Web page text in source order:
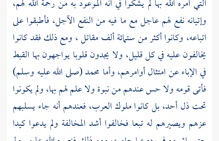
التي أمره الله بها لم يشكوا في أنه الموعود به من رحمة الله لهم،
وإتيانه نفع لهم عاجل مع ما فيه من النفع الآجل، فأطبقوا على
اتباعه، وكانوا أكثر من ستمائة ألف مقاتل ، ومع ذلك فقد كانوا
يخالفون عليه في كل قليل، ولا يجدون قلوبا يواجهون بها القبط
في الإباء عن امتثال أوامرهم، وأما محمد(صلى الله عليه وسلم)
فأتى قومه ولا حس عندهم من نبوة ولا علم لهم بها، ولم يكونوا
تحت ذل أحد، بل كانوا ملوك العرب، فعندهم أنه جاء يسلبهم
عزهم ويصيرهم له تبعا فخالفوا أشد المخالفة ولم يدعوا كيدا